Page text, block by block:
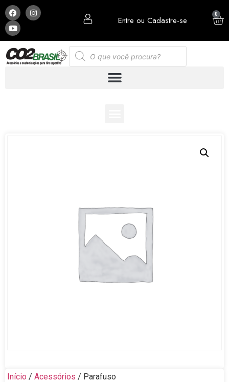
Entre ou Cadastre-se
0
Início / Acessórios / Parafuso